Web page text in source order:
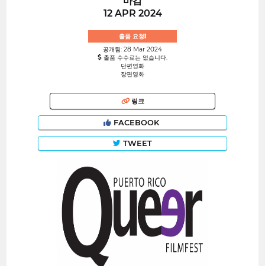
12 APR 2024
출품 요청!
공개됨: 28 Mar 2024
출품 수수료는 없습니다.
단편영화
장편영화
링크
FACEBOOK
TWEET